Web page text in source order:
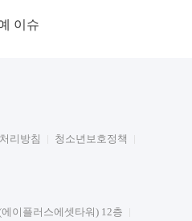
이슈
리방침
청소년보호정책
이플러스에셋타워) 12층